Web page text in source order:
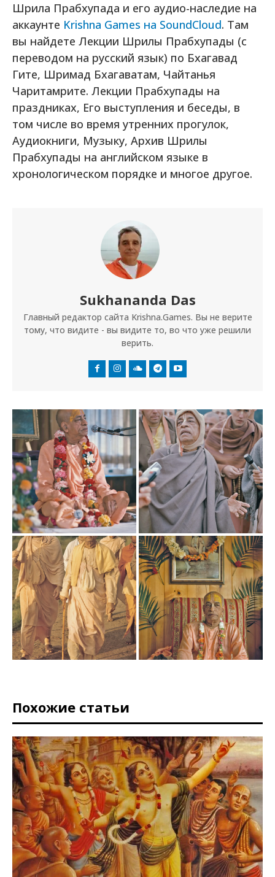
Похожие статьи
Шрила Прабхупада и его аудио-наследие на
аккаунте Krishna Games на SoundCloud. Там
вы найдете Лекции Шрилы Прабхупады (с
переводом на русский язык) по Бхагавад
Гите, Шримад Бхагаватам, Чайтанья
Чаритамрите. Лекции Прабхупады на
праздниках, Его выступления и беседы, в
том числе во время утренних прогулок,
Аудиокниги, Музыку, Архив Шрилы
Прабхупады на английском языке в
хронологическом порядке и многое другое.
Sukhananda Das
Главный редактор сайта Krishna.Games. Вы не верите
тому, что видите - вы видите то, во что уже решили
верить.